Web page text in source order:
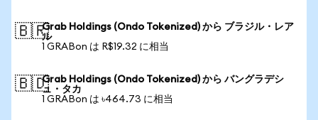
🇧🇷Grab Holdings (Ondo Tokenized) から ブラジル・レア
ル
1 GRABon は R$19.32 に相当
🇧🇩Grab Holdings (Ondo Tokenized) から バングラデシ
ュ・タカ
1 GRABon は ৳464.73 に相当